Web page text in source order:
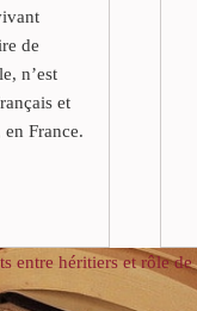
de
n’est
et
France.
entre héritiers et rôle de